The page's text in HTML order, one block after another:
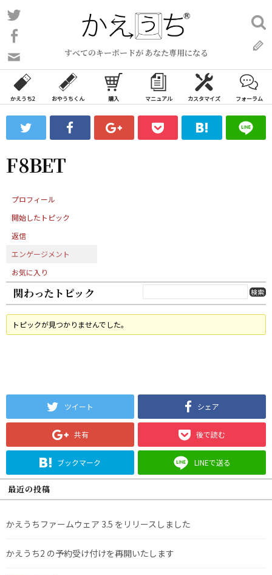
コ
ン
ン
ツ
ス
ッ
プ
すべてのキーボードが あなた専用になる
い
合
わ
フ
ォ
ム
検
索:
かえうち2 おやうちくん 購入 マニュアル カスタマイズ フォーラム
F8BET
プロフィール
開始したトピック
返信
エンゲージメント
お気に入り
関わったトピック
トピックが見つかりませんでした。
ツイート シェア
共有 後で読む
ブックマーク LINEで送る
最近の投稿
かえうちファームウェア 3.5 をリリースしました
かえうち2 の予約受け付けを再開いたします